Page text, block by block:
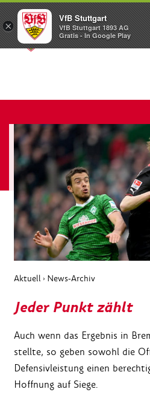
Aktuell › News-Archiv
Jeder Punkt zählt
Auch wenn das Ergebnis in
stellte, so geben sowohl die
Defensivleistung einen
Hoffnung auf Siege.
×
VfB Stuttgart
VfB Stuttgart 1893 AG
Gratis - In Google Play